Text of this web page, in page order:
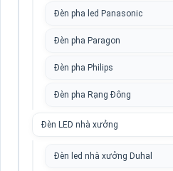
Đèn pha led Panasonic
Đèn pha Paragon
Đèn pha Philips
Đèn pha Rạng Đông
Đèn LED nhà xưởng
Đèn led nhà xưởng Duhal